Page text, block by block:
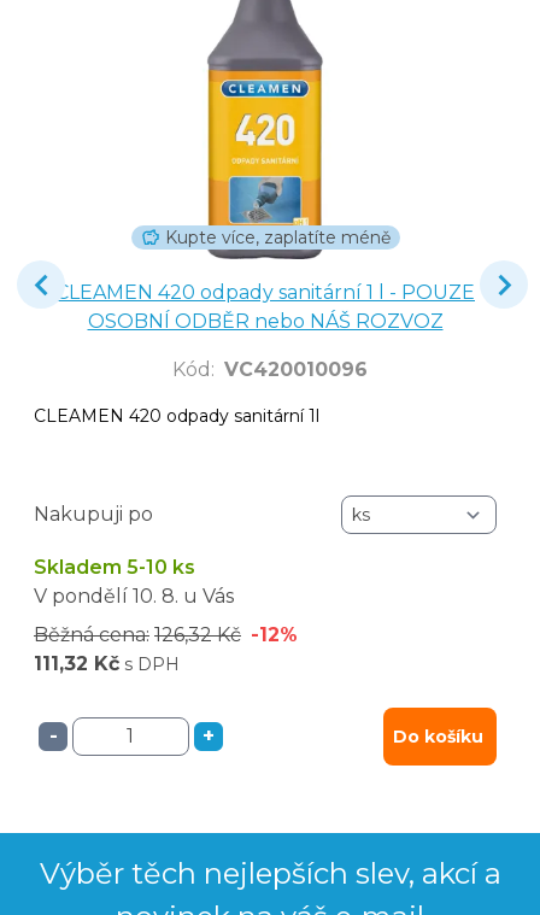
Kupte více, zaplatíte méně
CLEAMEN 420 odpady sanitární 1 l - POUZE
OSOBNÍ ODBĚR nebo NÁŠ ROZVOZ
Kód : VC420010096
CLEAMEN 420 odpady sanitární 1l
Nakupuji po
Skladem 5-10 ks
V pondělí 10. 8. u Vás
Běžná cena: 126,32 Kč -12%
111,32 Kč s DPH
- + Do košíku
Výběr těch nejlepších slev, akcí a